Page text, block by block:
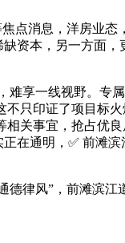
消息，洋房业态
资本，另一方面
享一线视野。专
只印证了项目标
关事宜，抢占优
在通明，✅ 前滩
律风”，前滩滨江